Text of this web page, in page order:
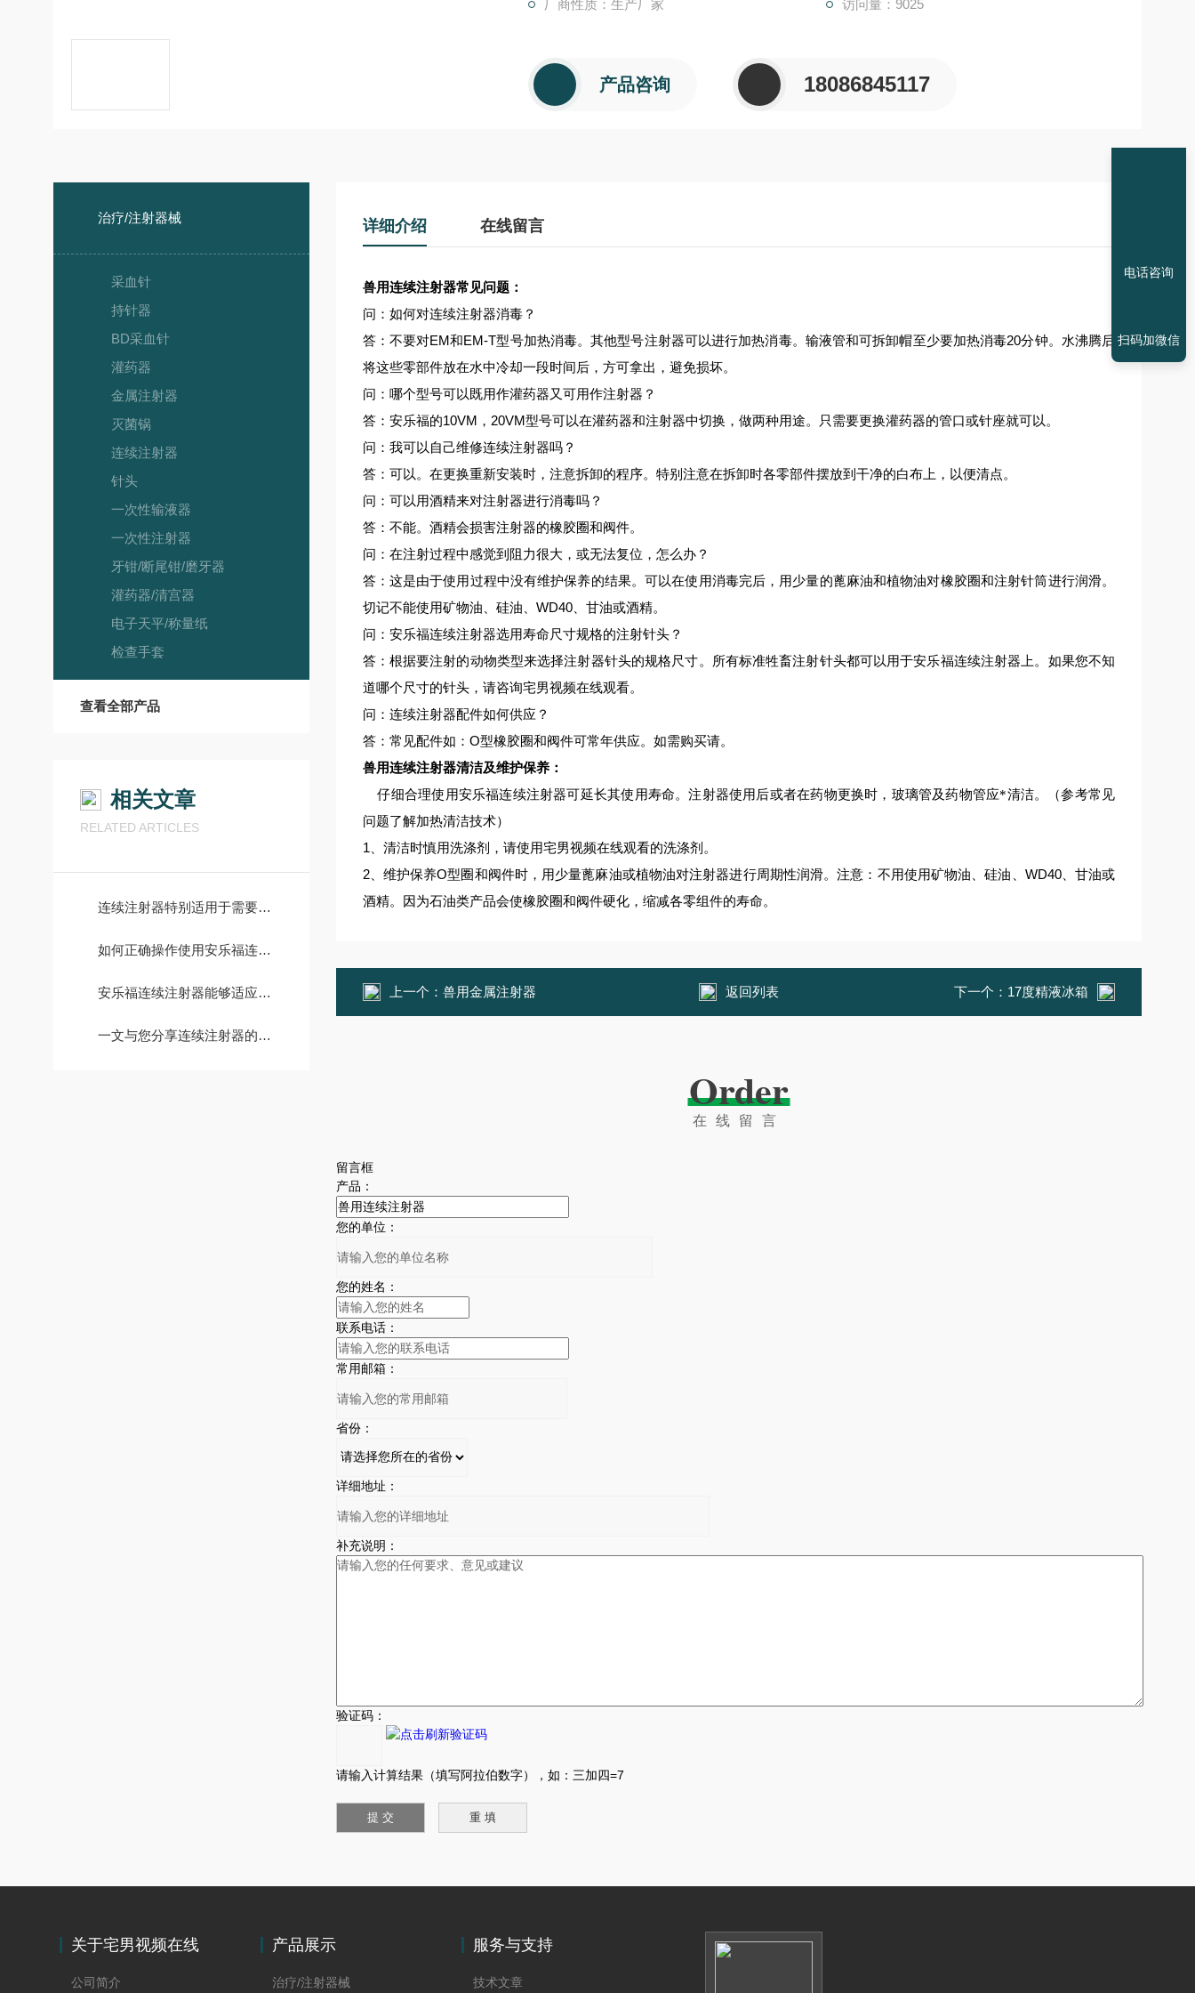
厂商性质：生产厂家 访问量：9025
产品咨询 18086845117
治疗/注射器械
采血针
持针器
BD采血针
灌药器
金属注射器
灭菌锅
连续注射器
针头
一次性输液器
一次性注射器
牙钳/断尾钳/磨牙器
灌药器/清宫器
电子天平/称量纸
检查手套
查看全部产品
相关文章
RELATED ARTICLES
连续注射器特别适用于需要长效作用的场景中
如何正确操作使用安乐福连续注射器？
安乐福连续注射器能够适应不同大小和种类的动物
一文与您分享连续注射器的优势特点
详细介绍 在线留言
兽用连续注射器常见问题：
问：如何对连续注射器消毒？
答：不要对EM和EM-T型号加热消毒。其他型号注射器可以进行加热消毒。输液管和可拆卸帽至少要加热消毒20分钟。水沸腾后
将这些零部件放在水中冷却一段时间后，方可拿出，避免损坏。
问：哪个型号可以既用作灌药器又可用作注射器？
答：安乐福的10VM ， 20VM型号可以在灌药器和注射器中切换，做两种用途。只需要更换灌药器的管口或针座就可以。
问：我可以自己维修连续注射器吗？
答：可以。在更换重新安装时，注意拆卸的程序。特别注意在拆卸时各零部件摆放到干净的白布上，以便清点。
问：可以用酒精来对注射器进行消毒吗？
答：不能。酒精会损害注射器的橡胶圈和阀件。
问：在注射过程中感觉到阻力很大，或无法复位，怎么办？
答：这是由于使用过程中没有维护保养的结果。可以在使用消毒完后，用少量的蓖麻油和植物油对橡胶圈和注射针筒进行润滑。
切记不能使用矿物油、硅油、 WD40、甘油或酒精。
问：安乐福连续注射器选用寿命尺寸规格的注射针头？
答：根据要注射的动物类型来选择注射器针头的规格尺寸。所有标准牲畜注射针头都可以用于安乐福连续注射器上。如果您不知
道哪个尺寸的针头，请咨询宅男视频在线观看。
问：连续注射器配件如何供应？
答：常见配件如： O型橡胶圈和阀件可常年供应。如需购买请。
兽用连续注射器清洁及维护保养：
仔细合理使用安乐福连续注射器可延长其使用寿命。注射器使用后或者在药物更换时，玻璃管及药物管应*清洁。（参考常见
问题了解加热清洁技术）
1 、清洁时慎用洗涤剂，请使用宅男视频在线观看的洗涤剂。
2、维护保养O型圈和阀件时，用少量蓖麻油或植物油对注射器进行周期性润滑。注意：不用使用矿物油、硅油、 WD40、甘油或
酒精。因为石油类产品会使橡胶圈和阀件硬化，缩减各零组件的寿命。
上一个： 兽用金属注射器 返回列表 下一个： 17度精液冰箱
Order
在线留言
留言框
产品：
您的单位：
您的姓名：
联系电话：
常用邮箱：
省份：
详细地址：
补充说明：
验证码：
请输入计算结果（填写阿拉伯数字），如：三加四=7
关于宅男视频在线
公司简介
产品展示
治疗/注射器械
服务与支持
技术文章
电话咨询
扫码加微信